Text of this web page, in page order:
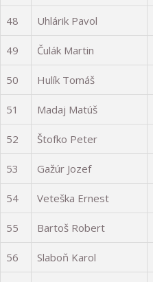
48 Uhlárik Pavol
49 Čulák Martin
50 Hulík Tomáš
51 Madaj Matúš
52 Štofko Peter
53 Gažúr Jozef
54 Veteška Ernest
55 Bartoš Robert
56 Slaboň Karol